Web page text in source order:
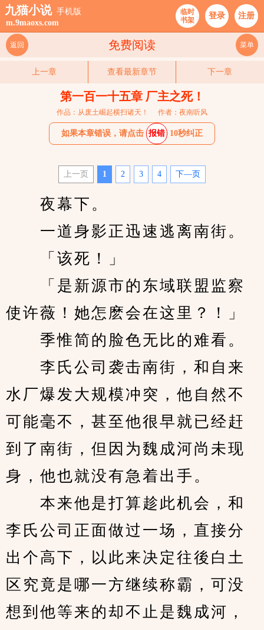
九猫小说 手机版
m.9maoxs.com
临时
书架
登录 注册
免费阅读
返回 菜单
上一章 查看最新章节 下一章
第一百一十五章 厂主之死！
作品：从废土崛起横扫诸天！ 作者：夜南听风
如果本章错误，请点击 报错 10秒纠正
上一页 1 2 3 4 下—页
夜幕下。
一道身影正迅速逃离南街。
「该死！」
「是新源市的东域联盟监察
使许薇！她怎麽会在这里？！」
季惟简的脸色无比的难看。
李氏公司袭击南街，和自来
水厂爆发大规模冲突，他自然不
可能毫不，甚至他很早就已经赶
到了南街，但因为魏成河尚未现
身，他也就没有急着出手。
本来他是打算趁此机会，和
李氏公司正面做过一场，直接分
出个高下，以此来决定往後白土
区究竟是哪一方继续称霸，可没
想到他等来的却不止是魏成河，